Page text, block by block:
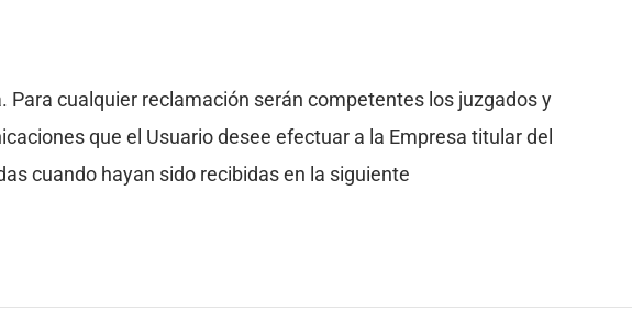
cualquier reclamación serán competentes los juzgados y
que el Usuario desee efectuar a la Empresa titular del
cuando hayan sido recibidas en la siguiente